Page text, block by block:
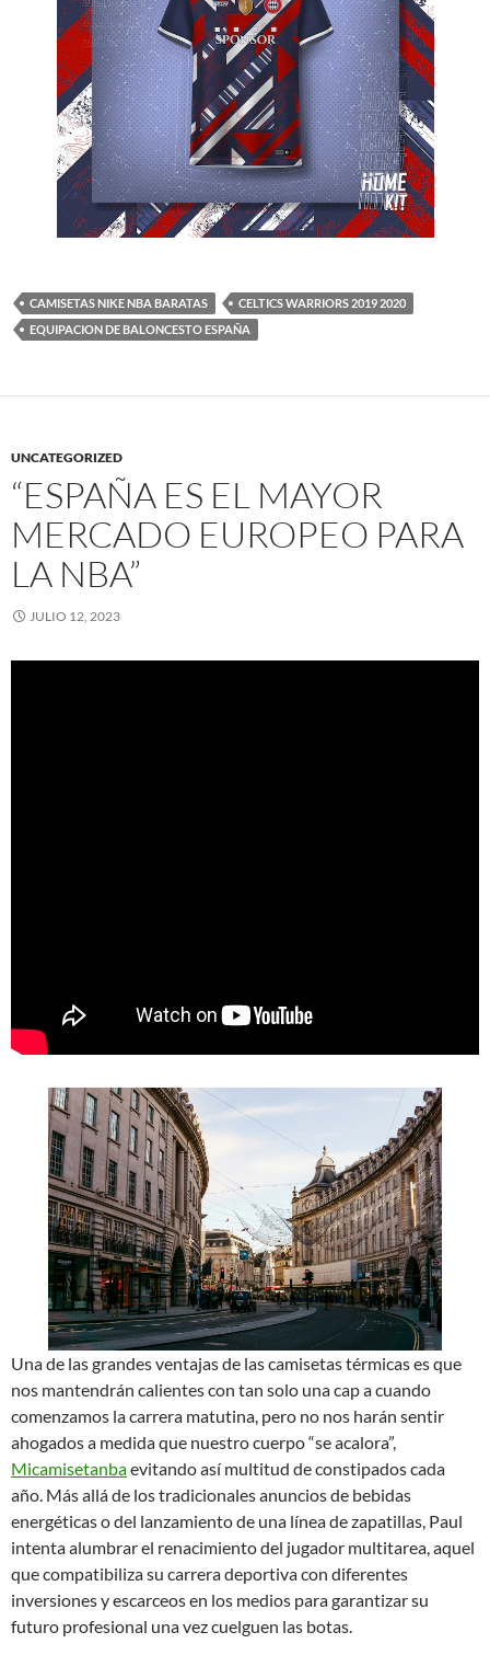
CAMISETAS NIKE NBA BARATAS
CELTICS WARRIORS 2019 2020
EQUIPACION DE BALONCESTO ESPAÑA
UNCATEGORIZED
“ESPAÑA ES EL MAYOR
MERCADO EUROPEO PARA
LA NBA”
JULIO 12, 2023
Una de las grandes ventajas de las camisetas térmicas es que
nos mantendrán calientes con tan solo una cap a cuando
comenzamos la carrera matutina, pero no nos harán sentir
ahogados a medida que nuestro cuerpo “se acalora”,
Micamisetanbaevitando así multitud de constipados cada
año. Más allá de los tradicionales anuncios de bebidas
energéticas o del lanzamiento de una línea de zapatillas, Paul
intenta alumbrar el renacimiento del jugador multitarea, aquel
que compatibiliza su carrera deportiva con diferentes
inversiones y escarceos en los medios para garantizar su
futuro profesional una vez cuelguen las botas.